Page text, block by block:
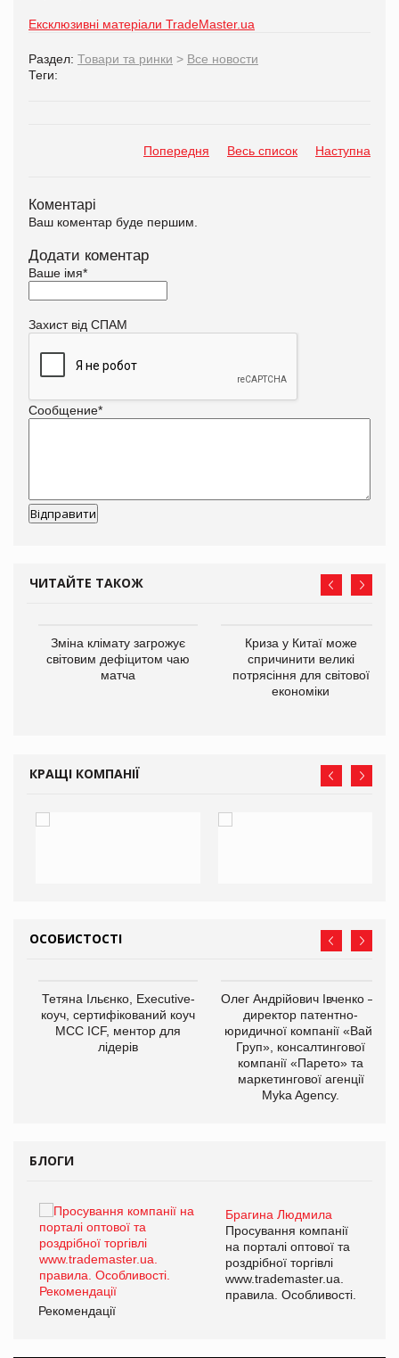
Ексклюзивні матеріали TradeMaster.ua
Раздел: Товари та ринки > Все новости
Теги:
Попередня Весь список Наступна
Коментарі
Ваш коментар буде першим.
Додати коментар
Ваше імя*
Захист від СПАМ
Сообщение*
ЧИТАЙТЕ ТАКОЖ
Зміна клімату загрожує
світовим дефіцитом чаю
матча
Криза у Китаї може
спричинити великі
потрясіння для світової
економіки
КРАЩІ КОМПАНІЇ
ОСОБИСТОСТІ
Тетяна Ільєнко, Executive-
коуч, сертифікований коуч
МСС ICF, ментор для
лідерів
Олег Андрійович Івченко —
директор патентно-
юридичної компанії «Вайз
Груп», консалтингової
компанії «Парето» та
маркетингової агенції
Myka Agency.
БЛОГИ
Брагина Людмила
Просування компанії
на порталі оптової та
роздрібної торгівлі
www.trademaster.ua.
правила. Особливості.
Рекомендації